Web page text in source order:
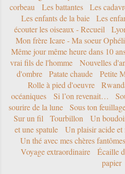
corbeau
Les battantes Les
Les enfants de la baie
Les
écouter les oiseaux - Recueil
Mon frère Icare - Ma soeur
Même jour même heure dans 10
vrai fils de l'homme
Nouvelles
d'ombre
Patate chaude Petite
Rolle à pied d'oeuvre
océaniques
Si l’on revenait…
sourire de la lune
Sous ton
Sur un fil
Tourbillon Un
et une spatule
Un plaisir acide et
Un thé avec mes chères fantômes
Voyage extraordinaire
Écaille
papier